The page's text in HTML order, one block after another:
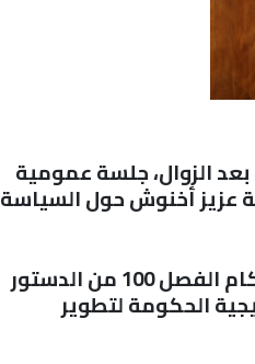
بعد الزوال، جلسة عمومية
عزيز أخنوش حول السياسة
وأوضح بلاغ للمجلس أن هذه الجلسة التي ستعقد طبقا لأحكام الفصل 100 من الدستور
الحكومة لتطوير